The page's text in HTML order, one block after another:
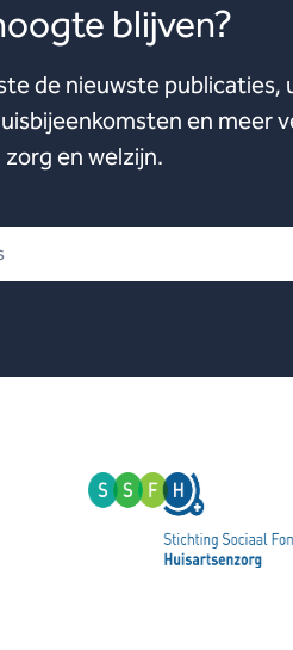
blijven?
de nieuwste
en meer
en welzijn.